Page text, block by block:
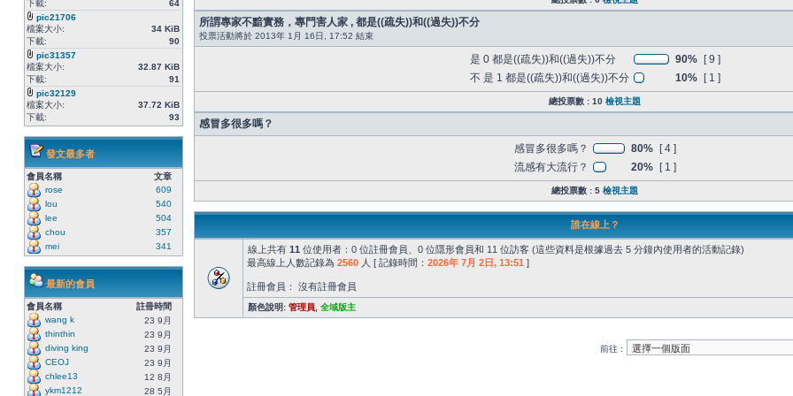
下載:
64
pic21706
檔案大小:
34 KiB
下載:
90
pic31357
檔案大小:
32.87 KiB
下載:
91
pic32129
檔案大小:
37.72 KiB
下載:
93
發文最多者
會員名稱
文章
rose
609
lou
540
lee
504
chou
357
mei
341
最新的會員
會員名稱
註冊時間
wang k
23 9月
thinthin
23 9月
diving king
23 9月
CEOJ
23 9月
chlee13
12 8月
ykm1212
28 5月
所謂專家不黯實務，專門害人家 , 都是((疏失))和((過失))不分
投票活動將於 2013年 1月 16日, 17:52 結束
是 0 都是((疏失))和((過失))不分 90%
[ 9 ]
不 是 1 都是((疏失))和((過失))不分
10% [ 1 ]
總投票數 : 10 檢視主題
感冒多很多嗎？
感冒多很多嗎？
80%
[ 4 ]
流感有大流行？
20% [ 1 ]
總投票數 : 5 檢視主題
誰在線上？
線上共有 11 位使用者：0 位註冊會員、0 位隱形會員和 11 位訪客 (這些資料是根據過去 5 分鐘內使用者的活動記錄)
最高線上人數記錄為 2560 人 [ 記錄時間： 2026年 7月 2日, 13:51 ]
註冊會員： 沒有註冊會員
顏色說明: 管理員 全域版主
前往 :